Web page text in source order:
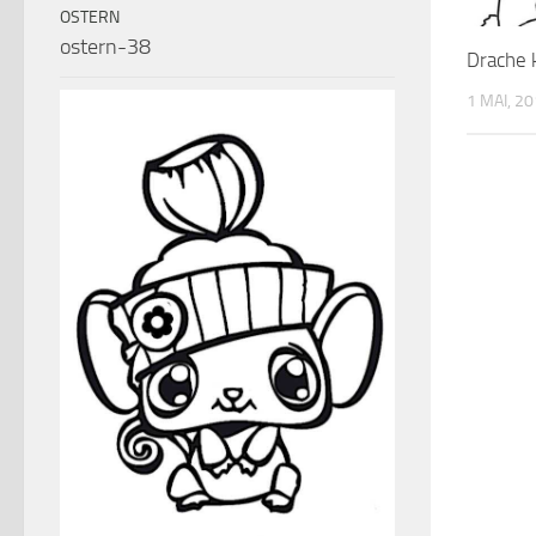
Drache
1 MAI,
OSTERN
ostern-38